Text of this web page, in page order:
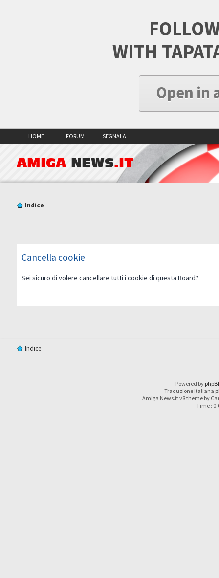
WITH
Open in
HOME FORUM SEGNALA
AMIGA NEWS.IT
Indice
Cancella cookie
Sei sicuro di volere cancellare tutti i cookie di questa Board?
Indice
Powered by
Traduzione Italiana
Amiga News.it v8 theme by
Time :